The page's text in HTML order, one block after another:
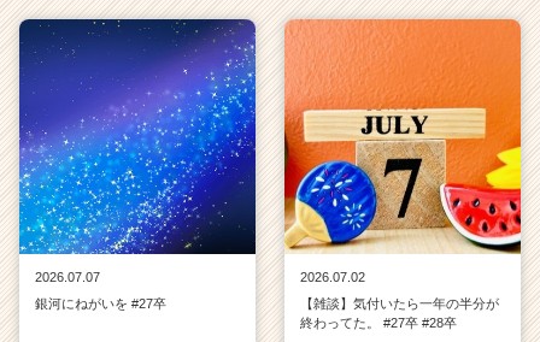
2026.07.07
銀河にねがいを #27卒
2026.07.02
【雑談】気付いたら一年の半分が
終わってた。 #27卒 #28卒